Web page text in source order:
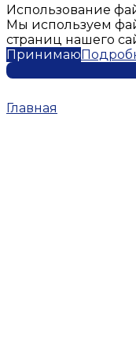
Использование
Мы используем
страниц нашего
Принимаю
Главная